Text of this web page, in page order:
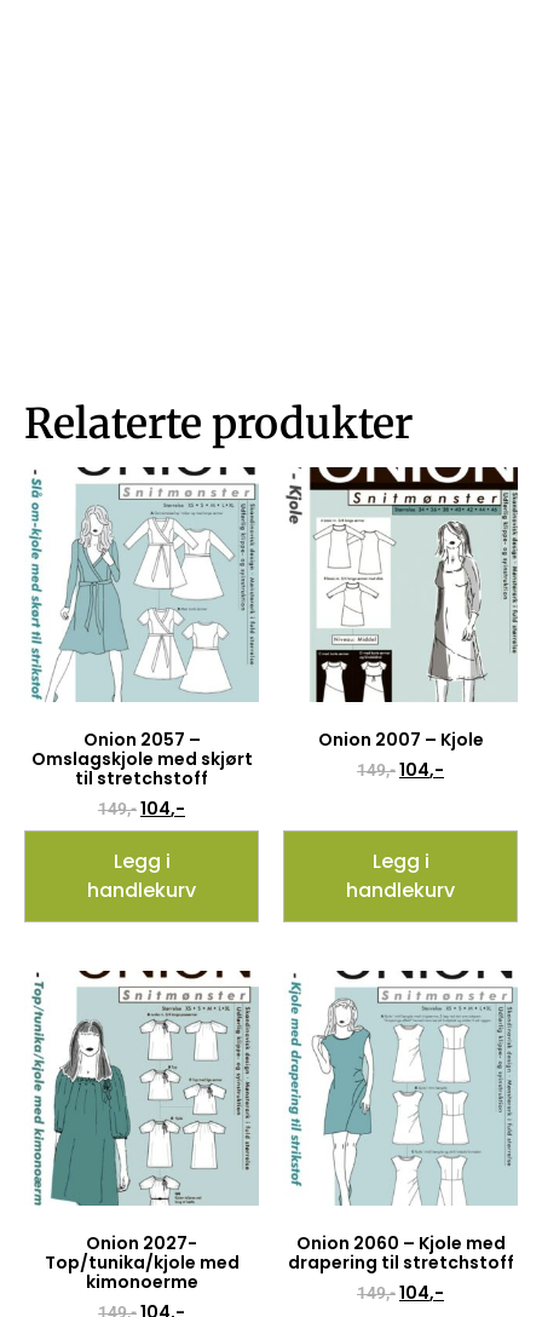
Relaterte produkter
Onion 2057 –
Omslagskjole med skjørt
til stretchstoff
149,-104,-
Legg i
handlekurv
Onion 2007 – Kjole
149,-104,-
Legg i
handlekurv
Onion 2027-
Top/tunika/kjole med
kimonoerme
149,-104,-
Onion 2060 – Kjole med
drapering til stretchstoff
149,-104,-